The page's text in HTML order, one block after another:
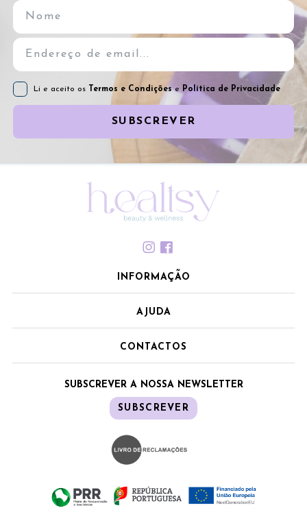
Li e aceito os Termos e Condiçõese Política de Privacidade
SUBSCREVER
INFORMAÇÃO
AJUDA
CONTACTOS
SUBSCREVER A NOSSA NEWSLETTER
SUBSCREVER